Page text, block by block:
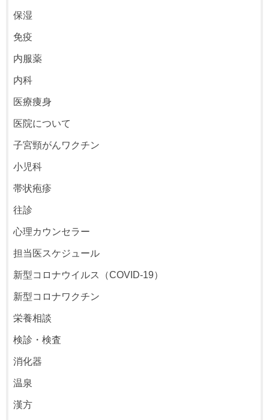
保湿
免疫
内服薬
内科
医療痩身
医院について
子宮頸がんワクチン
小児科
帯状疱疹
往診
心理カウンセラー
担当医スケジュール
新型コロナウイルス（COVID-19）
新型コロナワクチン
栄養相談
検診・検査
消化器
温泉
漢方